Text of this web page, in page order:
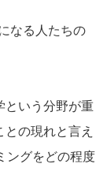
なる人たちの
という分野が重
の現れと言え
ングをどの程度